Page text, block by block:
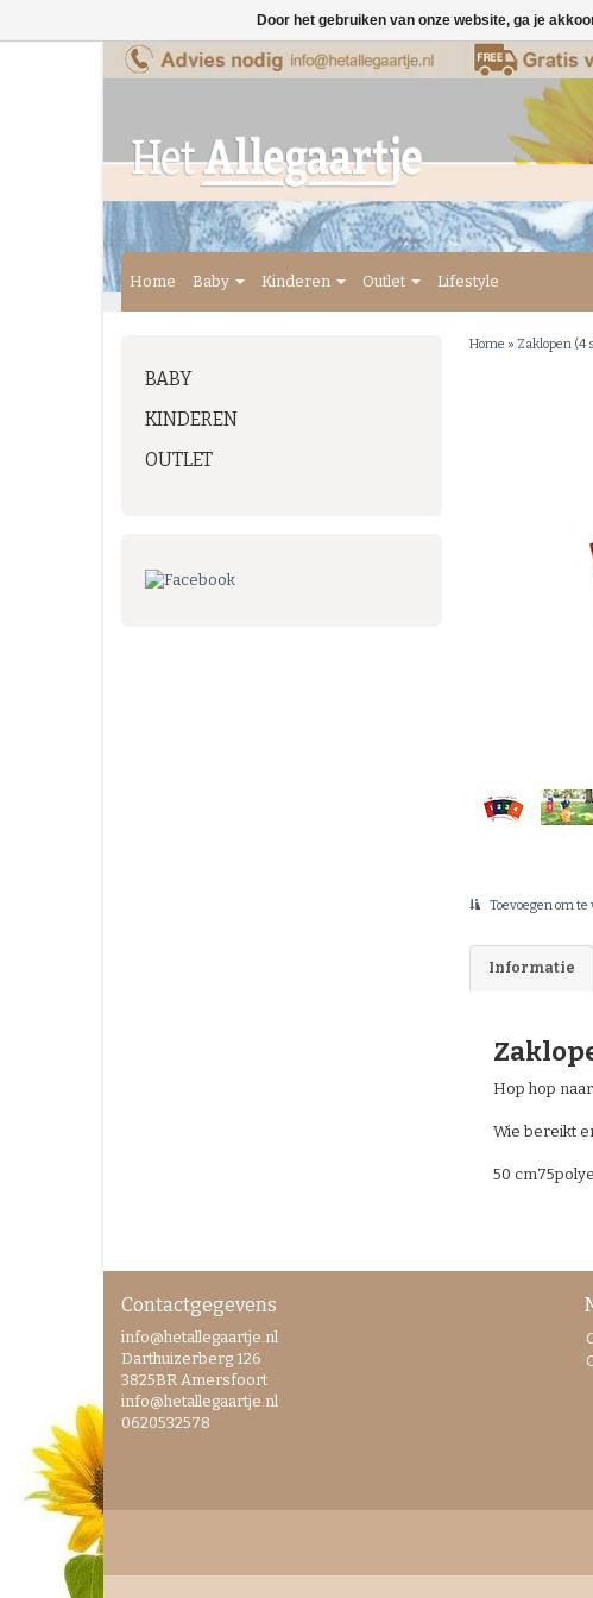
Home Baby Kinderen Outlet Lifestyle
BABY
KINDEREN
OUTLET
Home » Zaklopen (4
Toevoegen om
Informatie
Hop hop
Wie bereikt
50 cm75
Contactgegevens
info@hetallegaartje.nl
Darthuizerberg 126
3825BR Amersfoort
info@hetallegaartje.nl
0620532578
Door het gebruiken van onze website, ga je